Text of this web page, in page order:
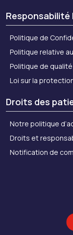
Responsabilité
Politique de
Politique relative
Politique de qualité
Loi sur la
Droits des
Notre politique
Droits et
Notification de